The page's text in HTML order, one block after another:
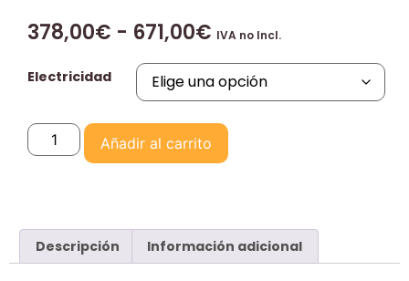
378,00€ - 671,00€ IVA no Incl.
Electricidad
Añadir al carrito
Descripción Información adicional